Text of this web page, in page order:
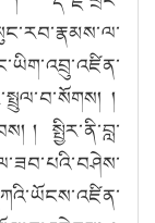
།
། སྤྱིར་ནི་བླ་